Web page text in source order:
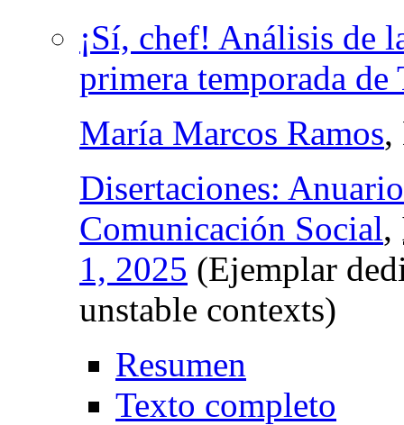
¡Sí, chef! Análisis de
primera temporada
María Marcos Ramos,
Disertaciones:
Comunicación Social,
1, 2025 (Ejemplar
unstable contexts)
Resumen
Texto completo